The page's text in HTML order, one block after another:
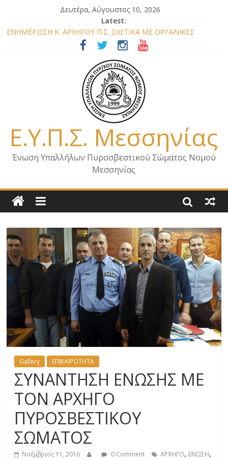
Δευτέρα, Αύγουστος 10, 2026
Latest:
ΕΝΗΜΕΡΩΣΗ Κ. ΑΡΧΗΓΟΥ Π.Σ. ΣΧΕΤΙΚΑ ΜΕ ΟΡΓΑΝΙΚΕΣ
ΘΕΣΕΙΣ ΝΟΜΟΥ ΜΕΣΣΗΝΙΑΣ 2026
ΕΝΗΜΕΡΩΣΗ ΜΕΛΩΝ – ΕΠΙΣΚΕΨΗ ΕΝΩΣΗΣ ΣΕ ΥΠΗΡΕΣΙΕΣ ΚΑΙ
ΚΛΙΜΑΚΙΑ ΤΟΥ ΝΟΜΟΥ ΜΑΣ
ΕΝΗΜΕΡΩΣΗ ΜΕΛΩΝ ΓΙΑ ΕΠΙΣΚΕΨΕΙΣ ΣΩΜΑΤΕΙΟΥ
ΕΝΗΜΕΡΩΣΗ ΜΕΛΩΝ – ΕΠΙΣΚΕΨΗ ΣΤΗΝ Π.Υ. Α/Δ ΚΑΛΑΜΑΤΑΣ
ΕΠΙΣΤΟΛΗ ΓΙΑ ΣΧΕΔΙΟ ΔΑΣΩΝ 2026
Ε.Υ.Π.Σ. Μεσσηνίας
Ένωση Υπαλλήλων Πυροσβεστικού Σώματος Νομού
Μεσσηνίας
Gallery ΕΠΙΚΑΙΡΟΤΗΤΑ
ΣΥΝΑΝΤΗΣΗ ΕΝΩΣΗΣ ΜΕ
ΤΟΝ ΑΡΧΗΓΟ
ΠΥΡΟΣΒΕΣΤΙΚΟΥ
ΣΩΜΑΤΟΣ
Νοέμβριος 11, 2016 0 Comment ΑΡΧΗΓΟ, ΕΝΩΣΗ,